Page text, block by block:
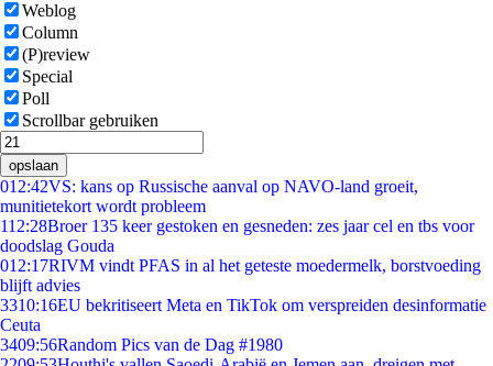
Weblog
Column
(P)review
Special
Poll
Scrollbar gebruiken
opslaan
012:42VS: kans op Russische aanval op NAVO-land groeit,
munitietekort wordt probleem
112:28Broer 135 keer gestoken en gesneden: zes jaar cel en tbs voor
doodslag Gouda
012:17RIVM vindt PFAS in al het geteste moedermelk, borstvoeding
blijft advies
3310:16EU bekritiseert Meta en TikTok om verspreiden desinformatie
Ceuta
3409:56Random Pics van de Dag #1980